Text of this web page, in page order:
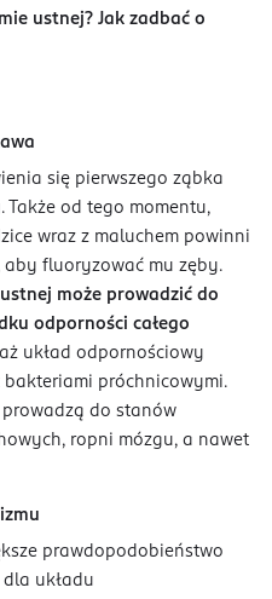
ustnej? Jak zadbać o
się pierwszego ząbka
od tego momentu,
wraz z maluchem powinni
fluoryzować mu zęby.
może prowadzić do
odporności całego
układ odpornościowy
bakteriami próchnicowymi.
do stanów
ropni mózgu, a nawet
prawdopodobieństwo
układu